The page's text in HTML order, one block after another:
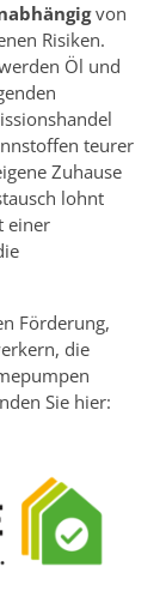
von
Risiken.
Öl und
teurer
Zuhause
lohnt
einer
Förderung,
die
Sie hier: